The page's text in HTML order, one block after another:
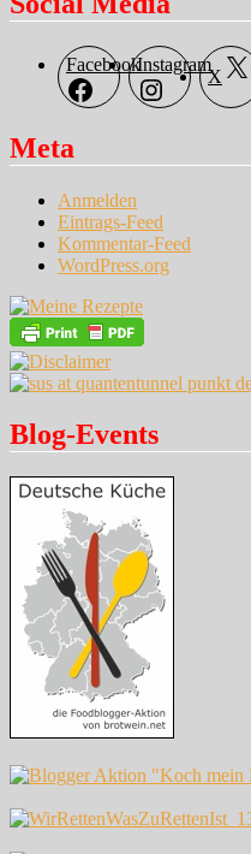
FacebookInstagram
X
Meta
Anmelden
Eintrags-Feed
Kommentar-Feed
WordPress.org
Blog-Events